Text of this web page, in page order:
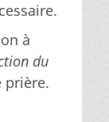
à
du
prière.